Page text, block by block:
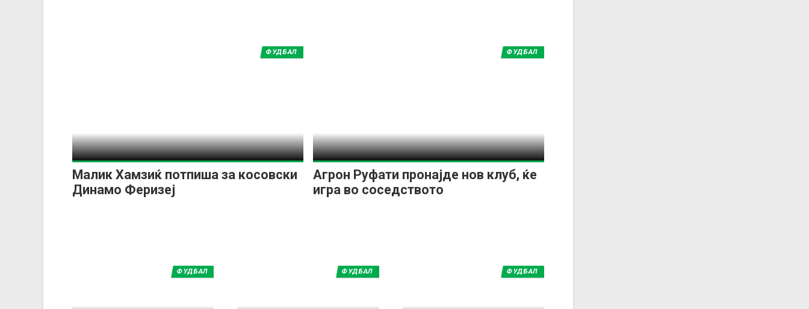
Малик Хамзиќ потпиша за косовски
Динамо Феризеј
ФУДБАЛ
Агрон Руфати пронајде нов клуб, ќе
игра во соседството
ФУДБАЛ
ФУДБАЛ ФУДБАЛ ФУДБАЛ